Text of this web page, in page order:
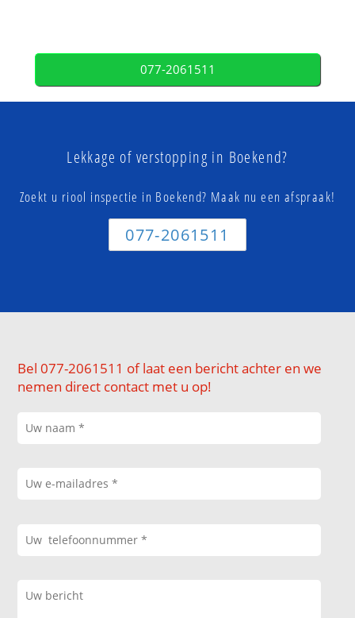
077-2061511
Lekkage of verstopping in Boekend?
Zoekt u riool inspectie in Boekend? Maak nu een afspraak!
077-2061511
Bel 077-2061511 of laat een bericht achter en we
nemen direct contact met u op!